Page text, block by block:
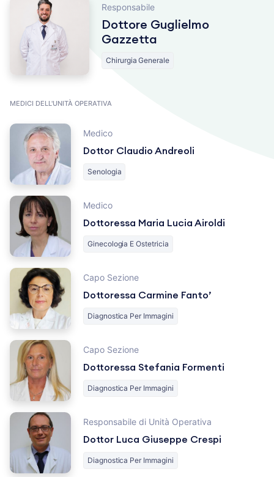
Responsabile
Dottore Guglielmo
Gazzetta
Chirurgia Generale
MEDICI DELL'UNITÀ OPERATIVA
Medico
Dottor Claudio Andreoli
Senologia
Medico
Dottoressa Maria Lucia Airoldi
Ginecologia E Ostetricia
Capo Sezione
Dottoressa Carmine Fanto’
Diagnostica Per Immagini
Capo Sezione
Dottoressa Stefania Formenti
Diagnostica Per Immagini
Responsabile di Unità Operativa
Dottor Luca Giuseppe Crespi
Diagnostica Per Immagini